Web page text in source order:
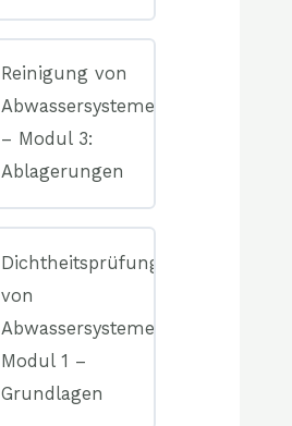
0%
COMPLETE
0/0
Elemente(n)
Reinigung von
Abwassersystemen
– Modul 3:
Ablagerungen
0%
COMPLETE
0/0
Elemente(n)
Dichtheitsprüfung
von
Abwassersystemen
Modul 1 –
Grundlagen